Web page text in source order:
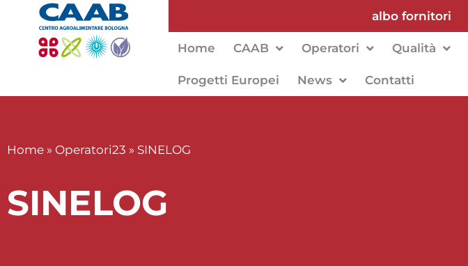
albo fornitori
Home CAAB Operatori Qualità
Progetti Europei News Contatti
Home » Operatori23 » SINELOG
SINELOG